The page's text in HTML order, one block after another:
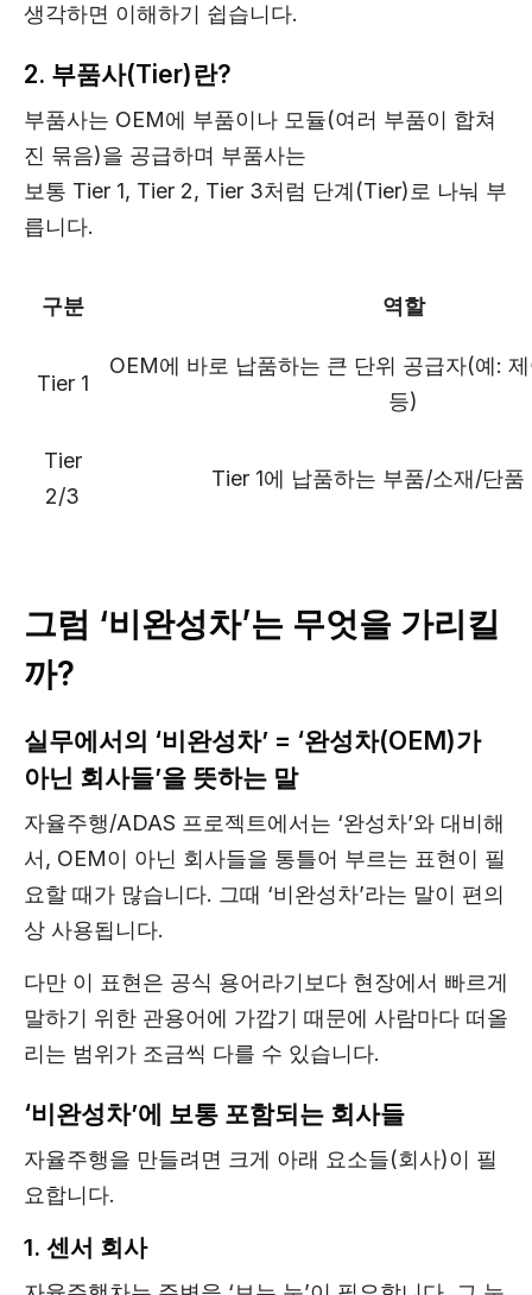
생각하면 이해하기 쉽습니다.
2. 부품사(Tier)란?
부품사는 OEM에 부품이나 모듈(여러 부품이 합쳐
진 묶음)을 공급하며 부품사는
보통 Tier 1, Tier 2, Tier 3처럼 단계(Tier)로 나눠 부
릅니다.
구분 역할
Tier 1
OEM에 바로 납품하는 큰 단위 공급자(예:
등)
Tier
2/3
Tier 1에 납품하는 부품/소재/단품
그럼 ‘비완성차’는 무엇을 가리킬
까?
실무에서의 ‘비완성차’ = ‘완성차(OEM)가
아닌 회사들’을 뜻하는 말
자율주행/ADAS 프로젝트에서는 ‘완성차’와 대비해
서, OEM이 아닌 회사들을 통틀어 부르는 표현이 필
요할 때가 많습니다. 그때 ‘비완성차’라는 말이 편의
상 사용됩니다.
다만 이 표현은 공식 용어라기보다 현장에서 빠르게
말하기 위한 관용어에 가깝기 때문에 사람마다 떠올
리는 범위가 조금씩 다를 수 있습니다.
‘비완성차’에 보통 포함되는 회사들
자율주행을 만들려면 크게 아래 요소들(회사)이 필
요합니다.
1. 센서 회사